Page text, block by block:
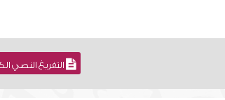
التفريغ النصي